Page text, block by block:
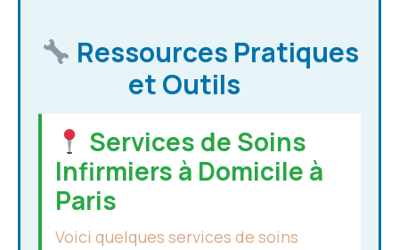
Ressources Pratiques
et Outils
Services de Soins
Infirmiers à Domicile à
Paris
Voici quelques services de soins